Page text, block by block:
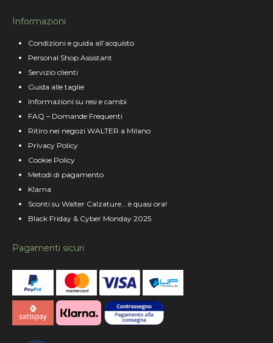
Informazioni
Condizioni e guida all’acquisto
Personal Shop Assistant
Servizio clienti
Guida alle taglie
Informazioni su resi e cambi
FAQ – Domande Frequenti
Ritiro nei negozi WALTER a Milano
Privacy Policy
Cookie Policy
Metodi di pagamento
Klarna
Sconti su Walter Calzature… è quasi ora!
Black Friday & Cyber Monday 2025
Pagamenti sicuri